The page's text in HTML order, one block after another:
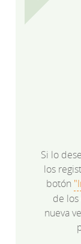
Si lo
los
botón
de
nueva